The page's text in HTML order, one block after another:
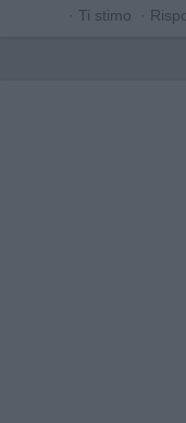
· Ti stimo ·